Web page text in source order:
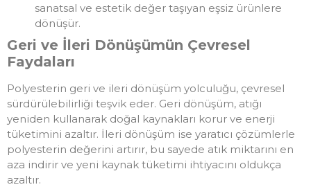
sanatsal ve estetik değer taşıyan eşsiz ürünlere
dönüşür.
Geri ve İleri Dönüşümün Çevresel
Faydaları
Polyesterin geri ve ileri dönüşüm yolculuğu, çevresel
sürdürülebilirliği teşvik eder. Geri dönüşüm, atığı
yeniden kullanarak doğal kaynakları korur ve enerji
tüketimini azaltır. İleri dönüşüm ise yaratıcı çözümlerle
polyesterin değerini artırır, bu sayede atık miktarını en
aza indirir ve yeni kaynak tüketimi ihtiyacını oldukça
azaltır.